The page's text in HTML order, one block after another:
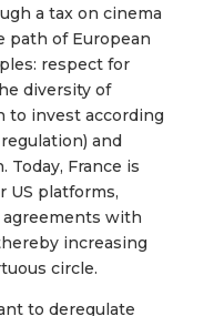
a tax on cinema
path of European
respect for
diversity of
to invest according
and
France is
US platforms,
with
increasing
circle.
to deregulate